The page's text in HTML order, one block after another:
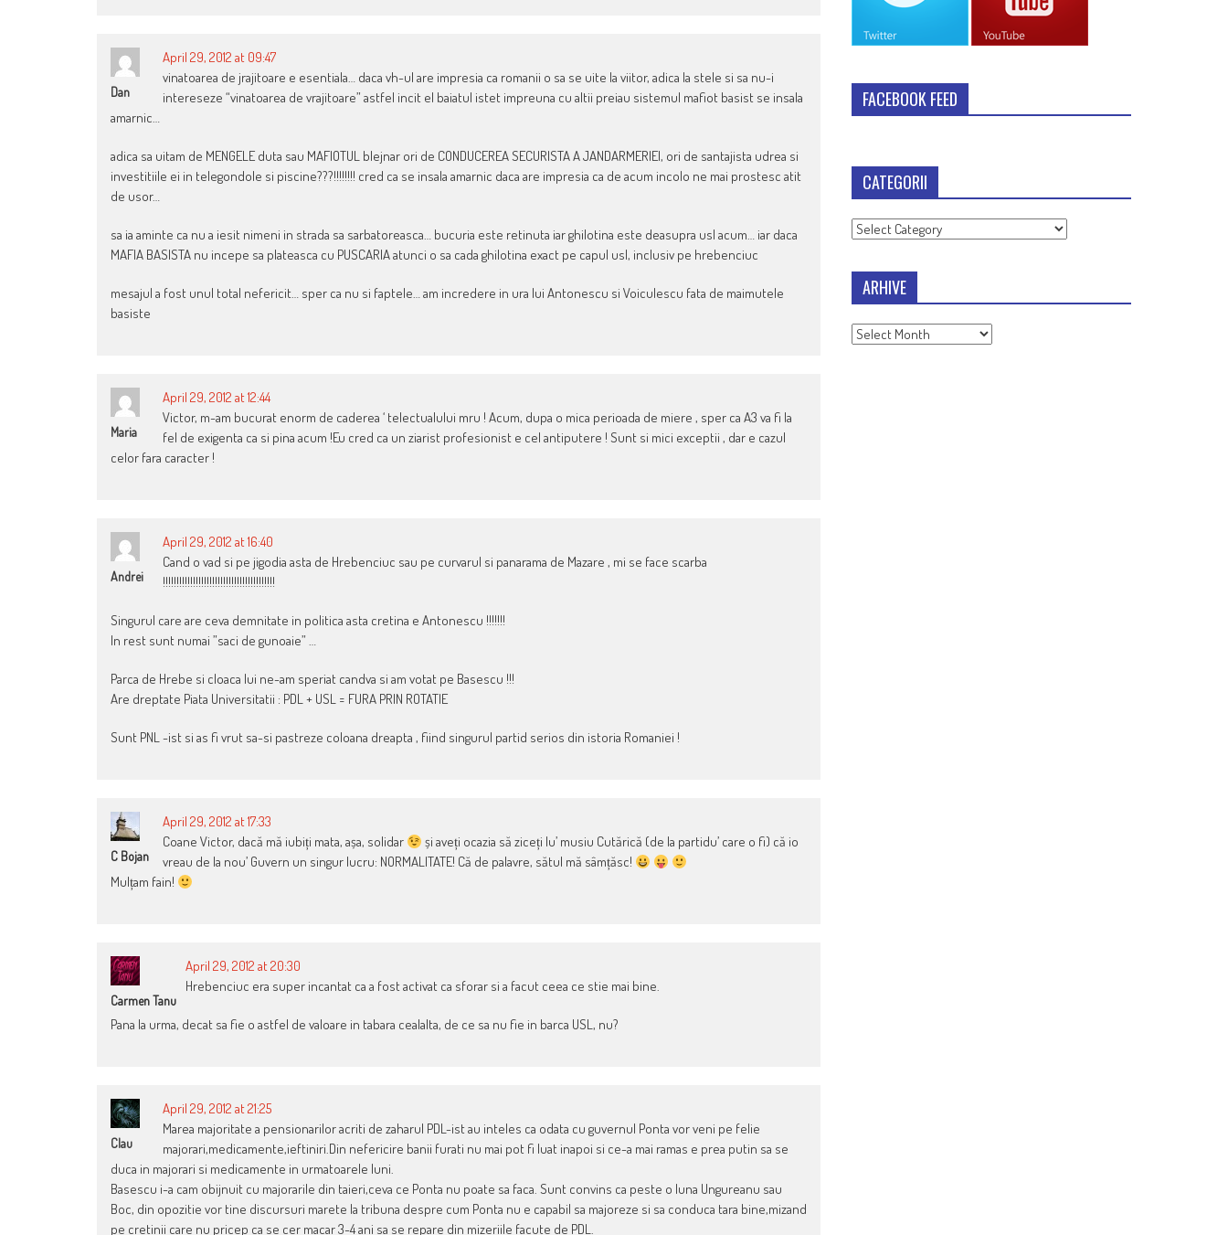
Dan
April 29, 2012 at 09:47
vinatoarea de jrajitoare e esentiala… daca vh-ul are impresia ca romanii o sa se uite la viitor, adica la stele si sa nu-i
intereseze “vinatoarea de vrajitoare” astfel incit el baiatul istet impreuna cu altii preiau sistemul mafiot basist se insala
amarnic…
adica sa uitam de MENGELE duta sau MAFIOTUL blejnar ori de CONDUCEREA SECURISTA A JANDARMERIEI, ori de santajista udrea si
investitiile ei in telegondole si piscine???!!!!!!!! cred ca se insala amarnic daca are impresia ca de acum incolo ne mai prostesc atit
de usor…
sa ia aminte ca nu a iesit nimeni in strada sa sarbatoreasca… bucuria este retinuta iar ghilotina este deasupra usl acum… iar daca
MAFIA BASISTA nu incepe sa plateasca cu PUSCARIA atunci o sa cada ghilotina exact pe capul usl, inclusiv pe hrebenciuc
mesajul a fost unul total nefericit… sper ca nu si faptele… am incredere in ura lui Antonescu si Voiculescu fata de maimutele
basiste
Maria
April 29, 2012 at 12:44
Victor, m-am bucurat enorm de caderea ‘ telectualului mru ! Acum, dupa o mica perioada de miere , sper ca A3 va fi la
fel de exigenta ca si pina acum !Eu cred ca un ziarist profesionist e cel antiputere ! Sunt si mici exceptii , dar e cazul
celor fara caracter !
Andrei
April 29, 2012 at 16:40
Cand o vad si pe jigodia asta de Hrebenciuc sau pe curvarul si panarama de Mazare , mi se face scarba
!!!!!!!!!!!!!!!!!!!!!!!!!!!!!!!!!!!!!!!!!
Singurul care are ceva demnitate in politica asta cretina e Antonescu !!!!!!!
In rest sunt numai ”saci de gunoaie” …
Parca de Hrebe si cloaca lui ne-am speriat candva si am votat pe Basescu !!!
Are dreptate Piata Universitatii : PDL + USL = FURA PRIN ROTATIE
Sunt PNL -ist si as fi vrut sa-si pastreze coloana dreapta , fiind singurul partid serios din istoria Romaniei !
C Bojan
April 29, 2012 at 17:33
Coane Victor, dacă mă iubiți mata, așa, solidar
și aveți ocazia să ziceți lu’ musiu Cutărică (de la partidu’ care o fi) că io
vreau de la nou’ Guvern un singur lucru: NORMALITATE! Că de palavre, sătul mă sâmțăsc!
Mulțam fain!
Carmen Tanu
April 29, 2012 at 20:30
Hrebenciuc era super incantat ca a fost activat ca sforar si a facut ceea ce stie mai bine.
Pana la urma, decat sa fie o astfel de valoare in tabara cealalta, de ce sa nu fie in barca USL, nu?
Clau
April 29, 2012 at 21:25
Marea majoritate a pensionarilor acriti de zaharul PDL-ist au inteles ca odata cu guvernul Ponta vor veni pe felie
majorari,medicamente,ieftiniri.Din nefericire banii furati nu mai pot fi luat inapoi si ce-a mai ramas e prea putin sa se
duca in majorari si medicamente in urmatoarele luni.
Basescu i-a cam obijnuit cu majorarile din taieri,ceva ce Ponta nu poate sa faca. Sunt convins ca peste o luna Ungureanu sau
Boc, din opozitie vor tine discursuri marete la tribuna despre cum Ponta nu e capabil sa majoreze si sa conduca tara bine,mizand
pe cretinii care nu pricep ca se cer macar 3-4 ani sa se repare din mizeriile facute de PDL.
FACEBOOK FEED
CATEGORII
Categorii
ARHIVE
Arhive